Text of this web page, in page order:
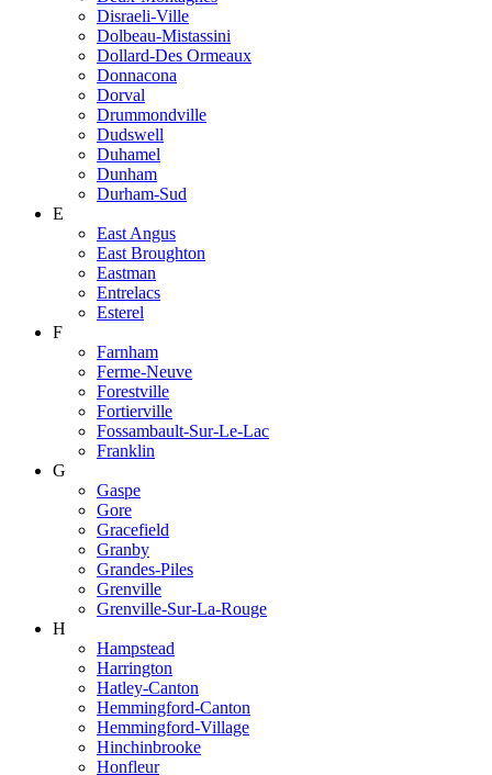
Disraeli-Ville
Dolbeau-Mistassini
Dollard-Des Ormeaux
Donnacona
Dorval
Drummondville
Dudswell
Duhamel
Dunham
Durham-Sud
E
East Angus
East Broughton
Eastman
Entrelacs
Esterel
F
Farnham
Ferme-Neuve
Forestville
Fortierville
Fossambault-Sur-Le-Lac
Franklin
G
Gaspe
Gore
Gracefield
Granby
Grandes-Piles
Grenville
Grenville-Sur-La-Rouge
H
Hampstead
Harrington
Hatley-Canton
Hemmingford-Canton
Hemmingford-Village
Hinchinbrooke
Honfleur